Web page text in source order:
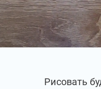
Рисовать